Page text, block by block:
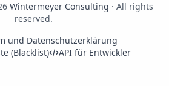
Wintermeyer Consulting · All rights
reserved.
und Datenschutzerklärung
(Blacklist)
API für Entwickler